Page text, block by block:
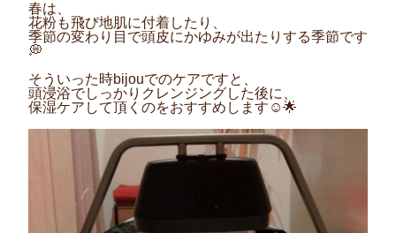
春は、
花粉も飛び地肌に付着したり、
季節の変わり目で頭皮にかゆみが出たりする季節です
💭
そういった時bijouでのケアですと、
頭浸浴でしっかりクレンジングした後に、
保湿ケアして頂くのをおすすめします ☺️🌟